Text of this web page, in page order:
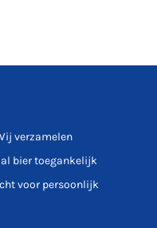
verzamelen
bier toegankelijk
voor persoonlijk